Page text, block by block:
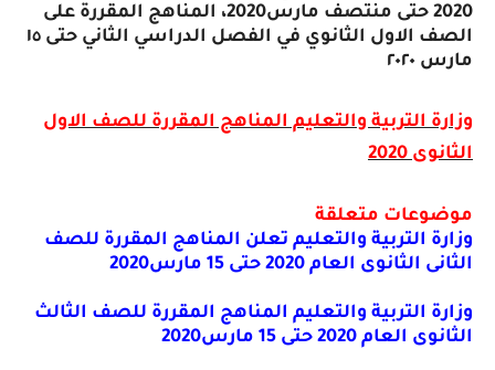
2020 حتى منتصف مارس2020، المناهج المقررة على
الصف الاول الثانوي في الفصل الدراسي الثاني حتى ١٥
مارس ٢٠٢٠
وزارة التربية والتعليم المناهج المقررة للصف الاول
الثانوى 2020
موضوعات متعلقة
وزارة التربية والتعليم تعلن المناهج المقررة للصف
الثانى الثانوى العام 2020 حتى 15 مارس2020
وزارة التربية والتعليم المناهج المقررة للصف الثالث
الثانوى العام 2020 حتى 15 مارس2020